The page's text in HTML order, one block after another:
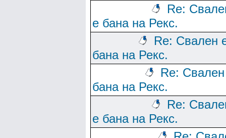
Re:
е бана на Рекс.
Re: Свален
бана на Рекс.
Re:
бана на Рекс.
Re:
е бана на Рекс.